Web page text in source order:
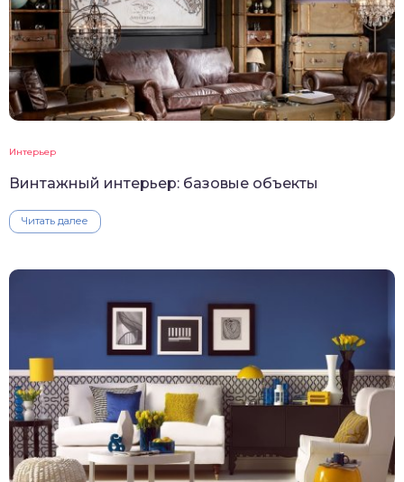
Интерьер
Винтажный интерьер: базовые объекты
Читать далее